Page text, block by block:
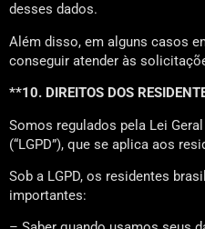
desses dados.
Além disso, em alguns casos
conseguir atender às
**10. DIREITOS DOS
Somos regulados pela Lei
(“LGPD”), que se aplica aos
Sob a LGPD, os residentes
importantes: